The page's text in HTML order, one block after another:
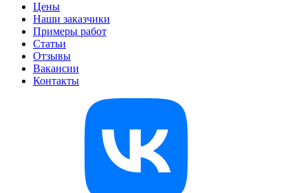
Цены
Наши заказчики
Примеры работ
Статьи
Отзывы
Вакансии
Контакты